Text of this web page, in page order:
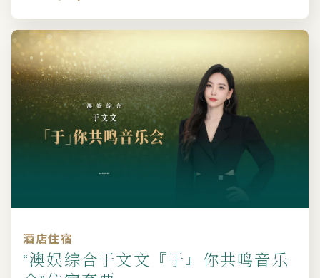
酒店住宿
“澳娱综合于文文『于』你共鸣音乐